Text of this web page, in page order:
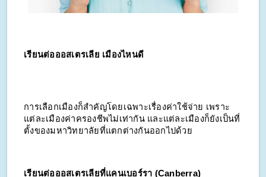
เรียนต่อออสเตรเลีย เมืองไหนดี
การเลือกเมืองก็สำคัญโดยเฉพาะเรื่องค่าใช้จ่าย เพราะ
แต่ละเมืองค่าครองชีพไม่เท่ากัน และแต่ละเมืองก็ยังเป็นที่
ตั้งของมหาวิทยาลัยที่แตกต่างกันออกไปด้วย
เรียนต่อออสเตรเลียที่แคนเบอร์รา (Canberra)